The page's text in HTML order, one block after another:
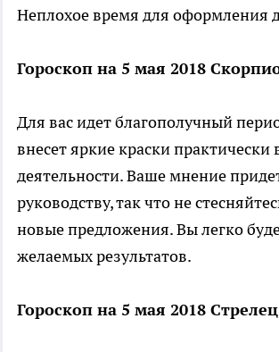
Неплохое время для оформления
Гороскоп на 5 мая 2018
Для вас идет благополучный
внесет яркие краски практически
деятельности. Ваше мнение
руководству, так что не
новые предложения. Вы легко
желаемых результатов.
Гороскоп на 5 мая 2018 Стрелец